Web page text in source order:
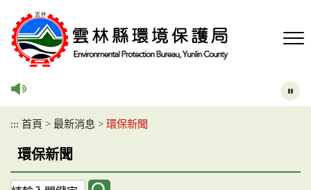
::: 首頁 > 最新消息 > 環保新聞
環保新聞
關